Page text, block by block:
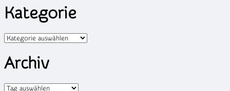
Kategorie
Kategorien
Archiv
Archiv